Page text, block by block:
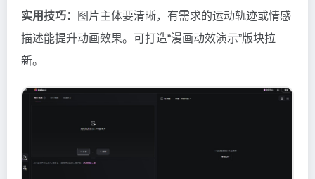
实用技巧：
图片主体要清晰，有需求的运动轨迹或情感
描述能提升动画效果。可打造“漫画动效演示”版块拉
新。